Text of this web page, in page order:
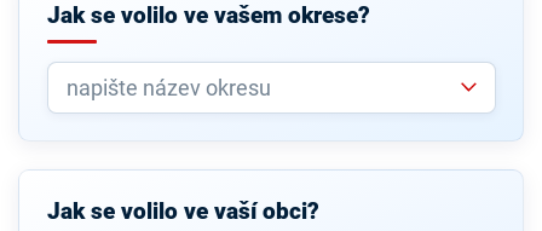
Jak se volilo ve vašem okrese?
Jak se volilo ve vaší obci?